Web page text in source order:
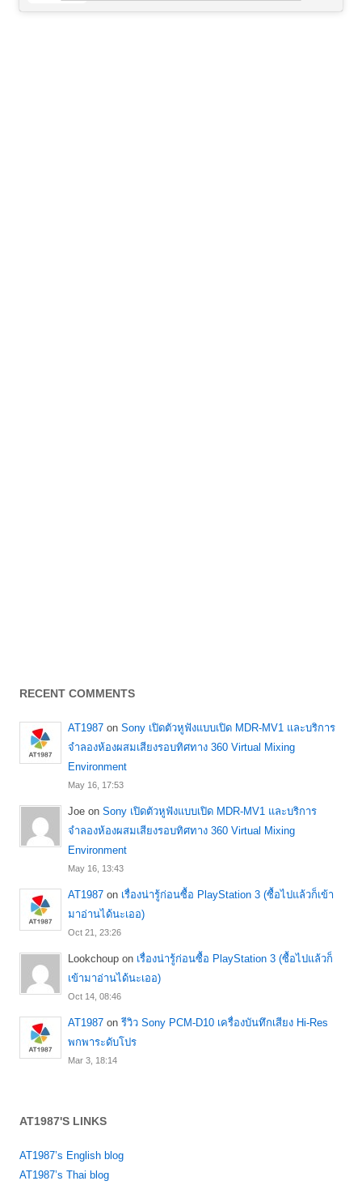
RECENT COMMENTS
AT1987 on Sony เปิดตัวหูฟังแบบเปิด MDR-MV1 และบริการ
จำลองห้องผสมเสียงรอบทิศทาง 360 Virtual Mixing
Environment
May 16, 17:53
Joe on Sony เปิดตัวหูฟังแบบเปิด MDR-MV1 และบริการ
จำลองห้องผสมเสียงรอบทิศทาง 360 Virtual Mixing
Environment
May 16, 13:43
AT1987 on เรื่องน่ารู้ก่อนซื้อ PlayStation 3 (ซื้อไปแล้วก็เข้า
มาอ่านได้นะเออ)
Oct 21, 23:26
Lookchoup on เรื่องน่ารู้ก่อนซื้อ PlayStation 3 (ซื้อไปแล้วก็
เข้ามาอ่านได้นะเออ)
Oct 14, 08:46
AT1987 on รีวิว Sony PCM-D10 เครื่องบันทึกเสียง Hi-Res
พกพาระดับโปร
Mar 3, 18:14
AT1987'S LINKS
AT1987’s English blog
AT1987’s Thai blog